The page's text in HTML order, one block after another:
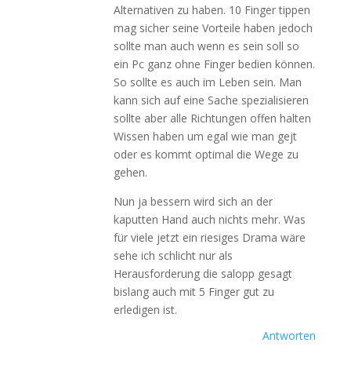
Alternativen zu haben. 10 Finger tippen
mag sicher seine Vorteile haben jedoch
sollte man auch wenn es sein soll so
ein Pc ganz ohne Finger bedien können.
So sollte es auch im Leben sein. Man
kann sich auf eine Sache spezialisieren
sollte aber alle Richtungen offen halten
Wissen haben um egal wie man gejt
oder es kommt optimal die Wege zu
gehen.
Nun ja bessern wird sich an der
kaputten Hand auch nichts mehr. Was
für viele jetzt ein riesiges Drama wäre
sehe ich schlicht nur als
Herausforderung die salopp gesagt
bislang auch mit 5 Finger gut zu
erledigen ist.
Antworten